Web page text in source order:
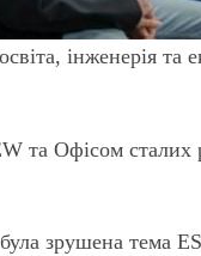
інженерія та
та Офісом сталих
зрушена тема